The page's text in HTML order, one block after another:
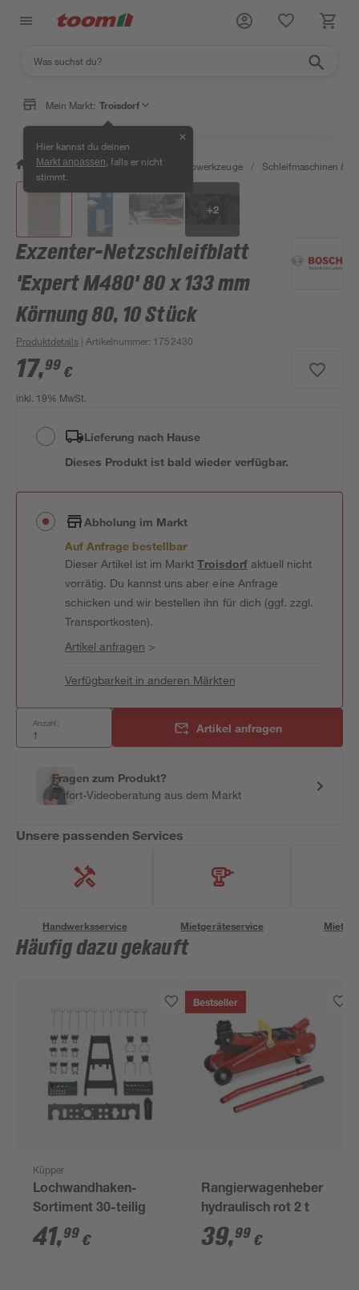
Mein Markt: Troisdorf
Hier kannst du deinen
Markt anpassen , falls er nicht
stimmt.
✕
/ Werkstatt & Maschinen / Elektrowerkzeuge / Schleifmaschinen &
+2
Exzenter-Netzschleifblatt
'Expert M480' 80 x 133 mm
Körnung 80, 10 Stück
Produktdetails | Artikelnummer: 1752430
17,99 €
inkl. 19% MwSt.
Lieferung nach Hause
Dieses Produkt ist bald wieder verfügbar.
Abholung im Markt
Auf Anfrage bestellbar
Dieser Artikel ist im MarktTroisdorfaktuell nicht
vorrätig. Du kannst uns aber eine Anfrage
schicken und wir bestellen ihn für dich (ggf. zzgl.
Transportkosten).
Artikel anfragen >
Verfügbarkeit in anderen Märkten
Anzahl: Artikel anfragen
Fragen zum Produkt?
Sofort-Videoberatung aus dem Markt
Unsere passenden Services
Handwerksservice Mietgeräteservice
Häufig dazu gekauft
Küpper
Lochwandhaken-
Sortiment 30-teilig
41,99 €
Bestseller
Rangierwagenheber
hydraulisch rot 2 t
39,99 €